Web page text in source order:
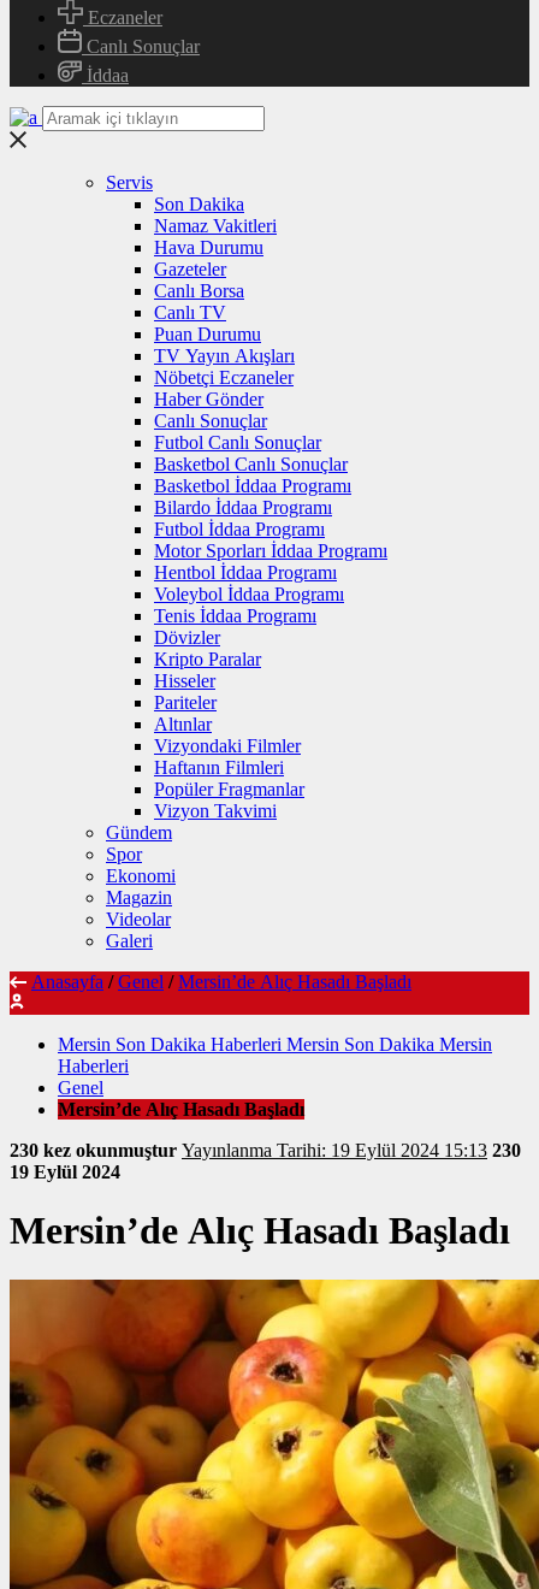
Eczaneler
Canlı Sonuçlar
İddaa
Servis
Son Dakika
Namaz Vakitleri
Hava Durumu
Gazeteler
Canlı Borsa
Canlı TV
Puan Durumu
TV Yayın Akışları
Nöbetçi Eczaneler
Haber Gönder
Canlı Sonuçlar
Futbol Canlı Sonuçlar
Basketbol Canlı Sonuçlar
Basketbol İddaa Programı
Bilardo İddaa Programı
Futbol İddaa Programı
Motor Sporları İddaa Programı
Hentbol İddaa Programı
Voleybol İddaa Programı
Tenis İddaa Programı
Dövizler
Kripto Paralar
Hisseler
Pariteler
Altınlar
Vizyondaki Filmler
Haftanın Filmleri
Popüler Fragmanlar
Vizyon Takvimi
Gündem
Spor
Ekonomi
Magazin
Videolar
Galeri
Anasayfa / Genel / Mersin’de Alıç Hasadı Başladı
Mersin Son Dakika Haberleri Mersin Son Dakika Mersin
Haberleri
Genel
Mersin’de Alıç Hasadı Başladı
230 kez okunmuştur
Yayınlanma Tarihi: 19 Eylül 2024 15:13 230
19 Eylül 2024
Mersin’de Alıç Hasadı Başladı